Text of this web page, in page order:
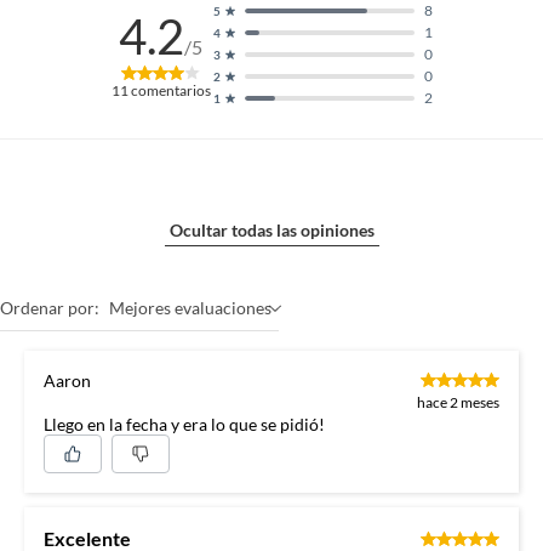
4.2/5
11comentarios 1 2
2 0
3 0
4 1
5 8
Ocultar todas las opiniones
Ordenar por: Mejores evaluaciones
Aaron
hace 2 meses
Llego en la fecha y era lo que se pidió!
Excelente